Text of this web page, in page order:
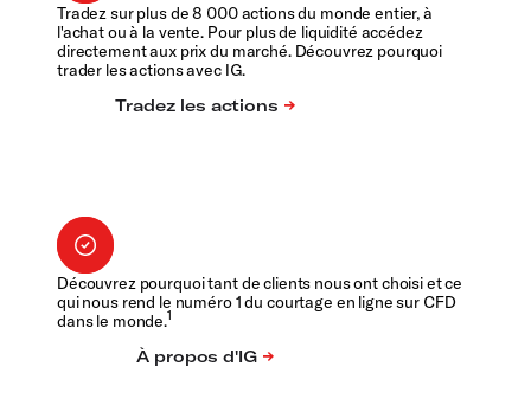
Tradez sur plus de 8 000 actions du monde entier, à
l'achat ou à la vente. Pour plus de liquidité accédez
directement aux prix du marché. Découvrez pourquoi
trader les actions avec IG.
Découvrez pourquoi tant de clients nous ont choisi et ce
qui nous rend le numéro 1 du courtage en ligne sur CFD
dans le monde.1